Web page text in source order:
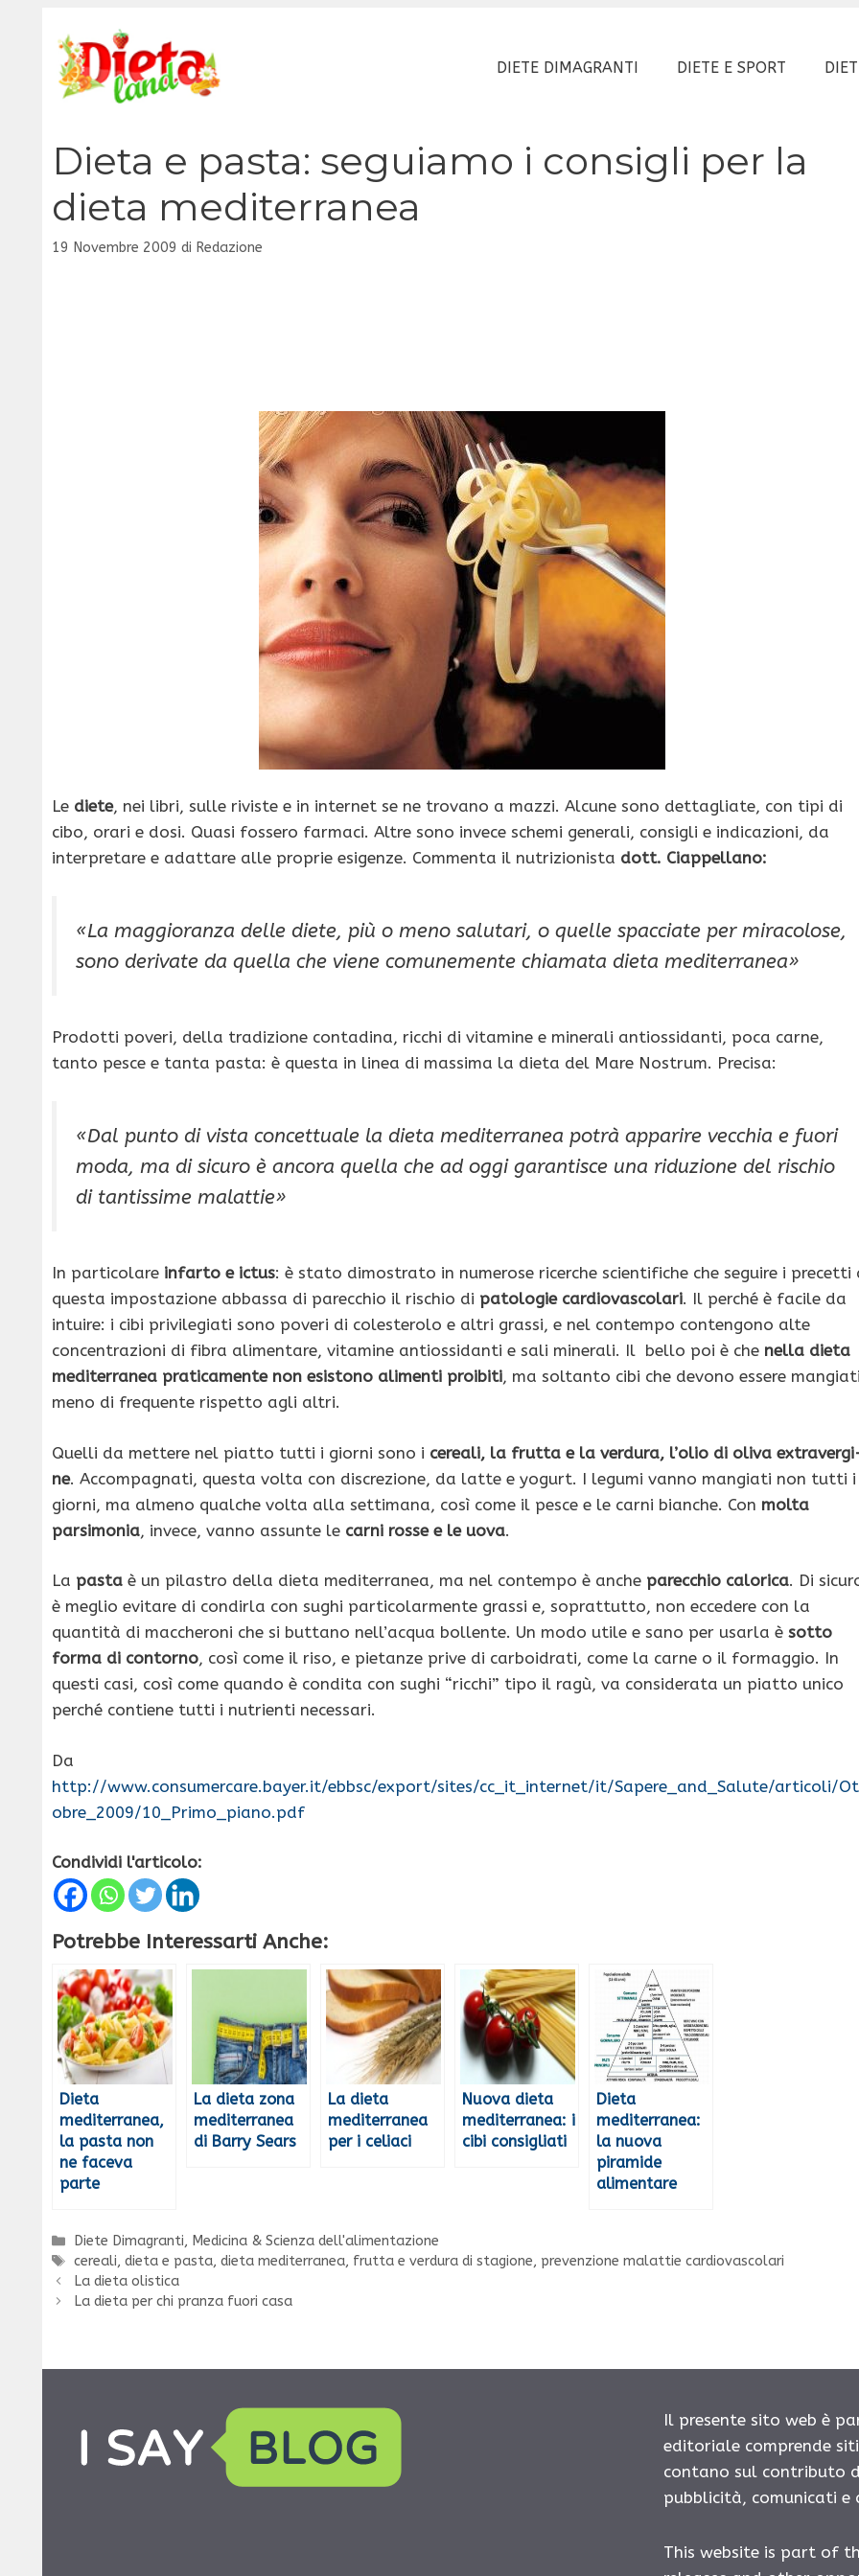
contenuto
DIETE DIMAGRANTI DIETE E SPORT
Dieta e pasta: seguiamo i consigli per la
dieta mediterranea
19 Novembre 2009 di Redazione
Le diete, nei libri, sulle riviste e in internet se ne trovano a mazzi. Alcune sono dettagliate, con tipi di
cibo, orari e dosi. Quasi fossero farmaci. Altre sono in­vece schemi generali, consigli e indicazioni, da
interpretare e adattare alle proprie esigenze. Commenta il nutrizionista dott. Ciappellano:
«La maggioranza delle diete, più o meno salutari, o quelle spacciate per miracolose,
sono derivate da quella che viene co­munemente chiamata dieta mediterranea»
Prodotti poveri, della tradizione contadina, ric­chi di vitamine e minerali an­tiossidanti, poca carne,
tanto pesce e tanta pasta: è questa in linea di massima la dieta del Mare Nostrum. Precisa:
«Dal punto di vista concettuale la dieta mediterranea potrà appa­rire vecchia e fuori
moda, ma di sicuro è ancora quella che ad oggi garantisce una riduzione del rischio
di tantissime malat­tie»
In particolare infarto e ictus: è stato dimostrato in nu­merose ricerche scientifiche che seguire i precetti
questa im­postazione abbassa di parec­chio il rischio di patologie car­diovascolari. Il perché è facile da
intuire: i cibi privilegiati sono poveri di colesterolo e altri grassi, e nel contempo conten­gono alte
concentrazioni di fibra alimentare, vitamine an­tiossidanti e sali minerali. Il bello poi è che nella dieta
mediterranea praticamente non esistono alimenti proibiti, ma soltanto cibi che devono essere
meno di frequente ri­spetto agli altri.
Quelli da met­tere nel piatto tutti i giorni sono i cereali, la frutta e la ver­dura, l’olio di oliva
ne. Accompagnati, questa volta con discrezione, da latte e yo­gurt. I legumi vanno mangiati non tutti i
giorni, ma almeno qualche volta alla settimana, così come il pesce e le carni bianche. Con molta
parsimo­nia, invece, vanno assunte le carni rosse e le uova.
La pasta è un pilastro della dieta mediterranea, ma nel contempo è anche parecchio calorica. Di
è meglio evitare di condirla con sughi particolarmente grassi e, soprattutto, non eccedere con la
quantità di maccheroni che si buttano nell’acqua bollen­te. Un modo utile e sano per usarla è sotto
forma di contorno, così come il riso, e pietanze prive di carboidrati, come la carne o il formaggio. In
questi casi, così come quando è condita con sughi “ricchi” tipo il ragù, va considerata un piatto unico
per­ché contiene tutti i nutrienti necessari.
Da
http://www.consumercare.bayer.it/ebbsc/export/sites/cc_it_internet/it/Sapere_and_Salute/articoli/
obre_2009/10_Primo_piano.pdf
Condividi l'articolo:
Potrebbe Interessarti Anche:
Dieta
mediterranea,
la pasta non
ne faceva
parte
La dieta zona
mediterranea
di Barry Sears
La dieta
mediterranea
per i celiaci
Nuova dieta
mediterranea: i
cibi consigliati
Dieta
mediterranea:
la nuova
piramide
alimentare
Categorie
Diete Dimagranti, Medicina & Scienza dell'alimentazione
Tag
cereali,dieta e pasta,dieta mediterranea, frutta e verdura di stagione, prevenzione malattie cardiovascolari
La dieta olistica
La dieta per chi pranza fuori casa
Il presente sito web è
editoriale comprende
contano sul contributo
pubblicità, comunicati
This website is part of